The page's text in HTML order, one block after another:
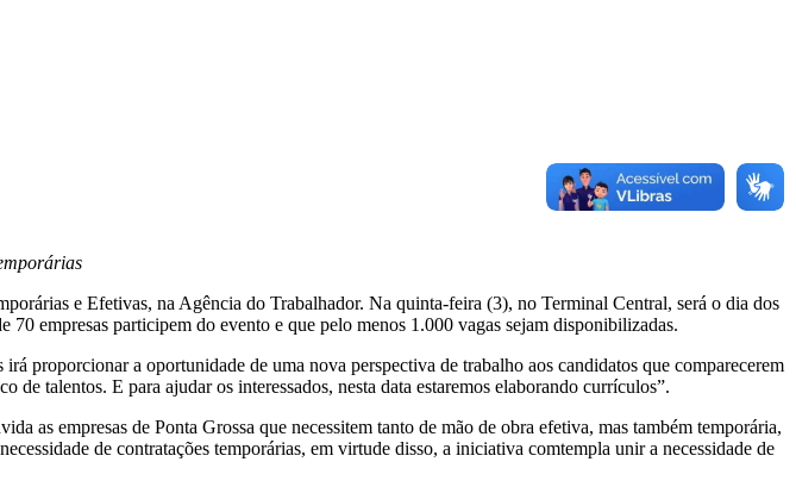
e Efetivas, na Agência do Trabalhador. Na quinta-feira (3), no Terminal Central, será o dia dos
70 empresas participem do evento e que pelo menos 1.000 vagas sejam disponibilizadas.
proporcionar a oportunidade de uma nova perspectiva de trabalho aos candidatos que comparecerem
talentos. E para ajudar os interessados, nesta data estaremos elaborando currículos”.
empresas de Ponta Grossa que necessitem tanto de mão de obra efetiva, mas também temporária,
de contratações temporárias, em virtude disso, a iniciativa comtempla unir a necessidade de